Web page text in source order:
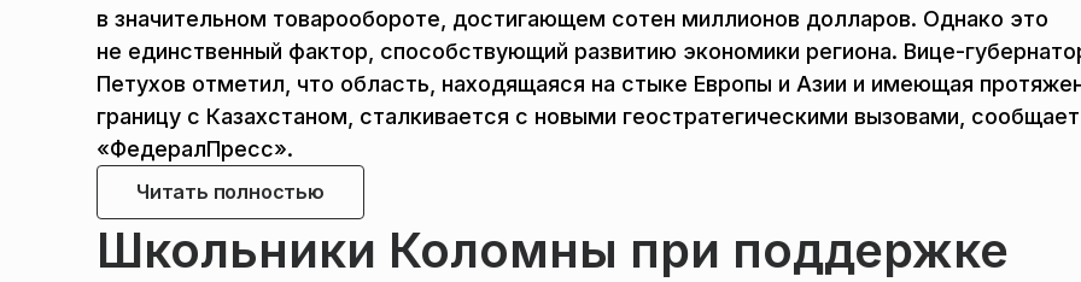
в значительном товарообороте, достигающем сотен миллионов долларов. Однако это
не единственный фактор, способствующий развитию экономики региона. Вице-
Петухов отметил, что область, находящаяся на стыке Европы и Азии и имеющая
границу с Казахстаном, сталкивается с новыми геостратегическими вызовами, сообщает
«ФедералПресс».
Читать полностью
Школьники Коломны при поддержке